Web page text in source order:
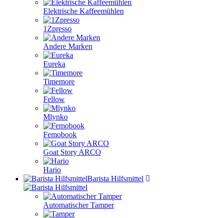
Elektrische Kaffeemühlen
1Zpresso
Andere Marken
Eureka
Timemore
Fellow
Mlynko
Femobook
Goat Story ARCO
Hario
Barista Hilfsmittel
Automatischer Tamper